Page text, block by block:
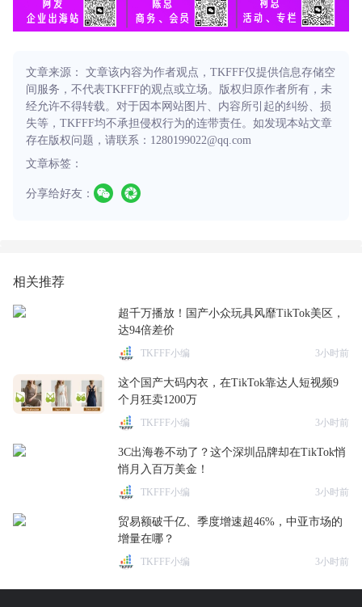
文章来源： 文章该内容为作者观点，TKFFF仅提供信息存储空
间服务，不代表TKFFF的观点或立场。版权归原作者所有，未
经允许不得转载。对于因本网站图片、内容所引起的纠纷、损
失等，TKFFF均不承担侵权行为的连带责任。如发现本站文章
存在版权问题，请联系：1280199022@qq.com
文章标签：
分享给好友：
相关推荐
超千万播放！国产小众玩具风靡TikTok美区，
达94倍差价
TKFFF小编 3小时前
这个国产大码内衣，在TikTok靠达人短视频9
个月狂卖1200万
TKFFF小编 3小时前
3C出海卷不动了？这个深圳品牌却在TikTok悄
悄月入百万美金！
TKFFF小编 3小时前
贸易额破千亿、季度增速超46%，中亚市场的
增量在哪？
TKFFF小编 3小时前